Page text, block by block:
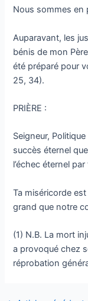
Nous sommes en
Auparavant, les
bénis de mon
été préparé pour
25, 34).
PRIÈRE :
Seigneur,
succès éternel
l’échec éternel
Ta miséricorde
grand que notre
(1) N.B. La mort
a provoqué chez
réprobation